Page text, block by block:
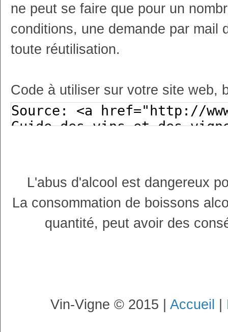
ne peut se faire que pour un
conditions, une demande par mail
toute réutilisation.
Code à utiliser sur votre site web,
L'abus d'alcool est dangereux
La consommation de boissons
quantité, peut avoir des
Vin-Vigne © 2015 | Accueil